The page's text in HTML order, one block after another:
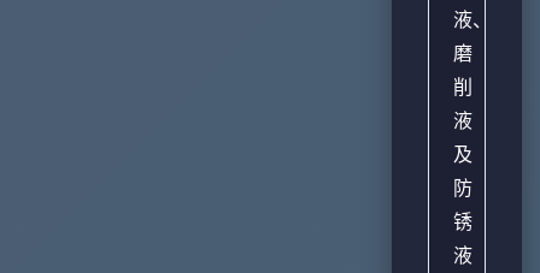
液、
磨
削
液
及
防
锈
液